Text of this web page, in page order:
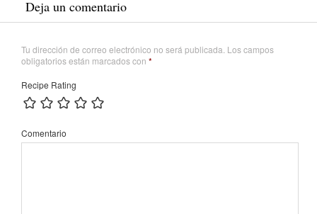
Deja un comentario
Tu dirección de correo electrónico no será publicada. Los campos
obligatorios están marcados con *
Recipe Rating
Comentario